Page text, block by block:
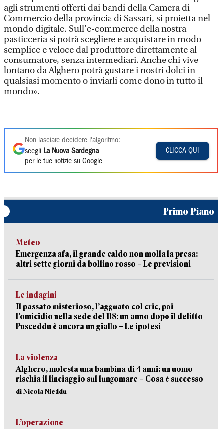
agli strumenti offerti dai bandi della Camera di
Commercio della provincia di Sassari, si proietta nel
mondo digitale. Sull’e-commerce della nostra
pasticceria si potrà scegliere e acquistare in modo
semplice e veloce dal produttore direttamente al
consumatore, senza intermediari. Anche chi vive
lontano da Alghero potrà gustare i nostri dolci in
qualsiasi momento o inviarli come dono in tutto il
mondo».
Non lasciare decidere l'algoritmo:
scegli La Nuova Sardegna
per le tue notizie su Google
CLICCA QUI
Primo Piano
Meteo
Emergenza afa, il grande caldo non molla la presa:
altri sette giorni da bollino rosso – Le previsioni
Le indagini
Il passato misterioso, l’agguato col cric, poi
l’omicidio nella sede del 118: un anno dopo il delitto
Pusceddu è ancora un giallo – Le ipotesi
La violenza
Alghero, molesta una bambina di 4 anni: un uomo
rischia il linciaggio sul lungomare – Cosa è successo
di Nicola Nieddu
L’operazione